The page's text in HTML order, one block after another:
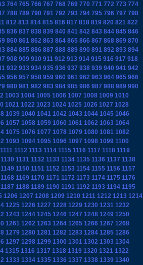
764 765 766 767 768 769 770 771 772 773 774
788 789 790 791 792 793 794 795 796 797 798
812 813 814 815 816 817 818 819 820 821 822
836 837 838 839 840 841 842 843 844 845 846
860 861 862 863 864 865 866 867 868 869 870
884 885 886 887 888 889 890 891 892 893 894
908 909 910 911 912 913 914 915 916 917 918
932 933 934 935 936 937 938 939 940 941 942
956 957 958 959 960 961 962 963 964 965 966
980 981 982 983 984 985 986 987 988 989 990
1003 1004 1005 1006 1007 1008 1009 1010
1021 1022 1023 1024 1025 1026 1027 1028
1039 1040 1041 1042 1043 1044 1045 1046
1057 1058 1059 1060 1061 1062 1063 1064
1075 1076 1077 1078 1079 1080 1081 1082
1093 1094 1095 1096 1097 1098 1099 1100
1111 1112 1113 1114 1115 1116 1117 1118 1119
1130 1131 1132 1133 1134 1135 1136 1137 1138
1149 1150 1151 1152 1153 1154 1155 1156 1157
1168 1169 1170 1171 1172 1173 1174 1175 1176
1187 1188 1189 1190 1191 1192 1193 1194 1195
1206 1207 1208 1209 1210 1211 1212 1213 1214
1225 1226 1227 1228 1229 1230 1231 1232
1243 1244 1245 1246 1247 1248 1249 1250
1261 1262 1263 1264 1265 1266 1267 1268
1279 1280 1281 1282 1283 1284 1285 1286
1297 1298 1299 1300 1301 1302 1303 1304
1315 1316 1317 1318 1319 1320 1321 1322
1333 1334 1335 1336 1337 1338 1339 1340